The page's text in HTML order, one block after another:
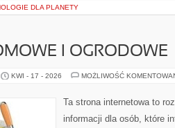
DLA PLANETY
I OGRODOWE
KWI - 17 - 2026 MOŻLIWOŚĆ
Ta strona internetowa to
informacji dla osób, które